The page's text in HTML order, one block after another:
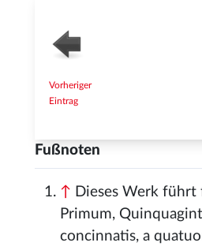
Vorheriger
Eintrag
Fußnoten
↑ Dieses Werk führt
Primum,
concinnatis, a